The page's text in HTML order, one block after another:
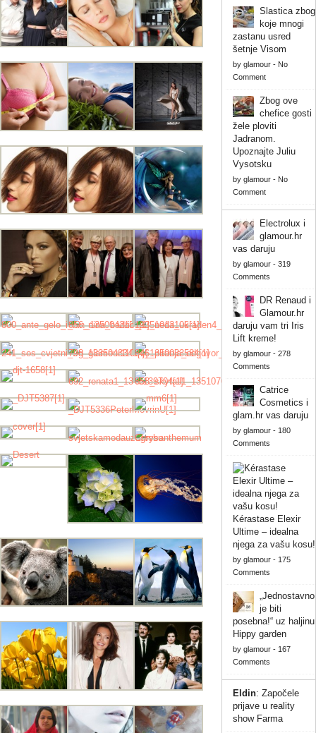
Slastica zbog
koje mnogi
zastanu usred
šetnje Visom
by glamour- No
Comment
Zbog ove
chefice gosti
žele ploviti
Jadranom.
Upoznajte Juliu
Vysotsku
by glamour- No
Comment
Electrolux i
glamour.hr
vas daruju
by glamour- 319
Comments
DR Renaud i
Glamour.hr
daruju vam tri Iris
Lift kreme!
by glamour- 278
Comments
Catrice
Cosmetics i
glam.hr vas daruju
by glamour- 180
Comments
Kérastase Elexir
Ultime – idealna
njega za vašu kosu!
by glamour- 175
Comments
„Jednostavno
je biti
posebna!“ uz haljinu
Hippy garden
by glamour- 167
Comments
Eldin: Započele
prijave u reality
show Farma